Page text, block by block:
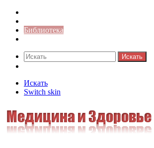
Библиотека
Искать
Искать
Switch skin